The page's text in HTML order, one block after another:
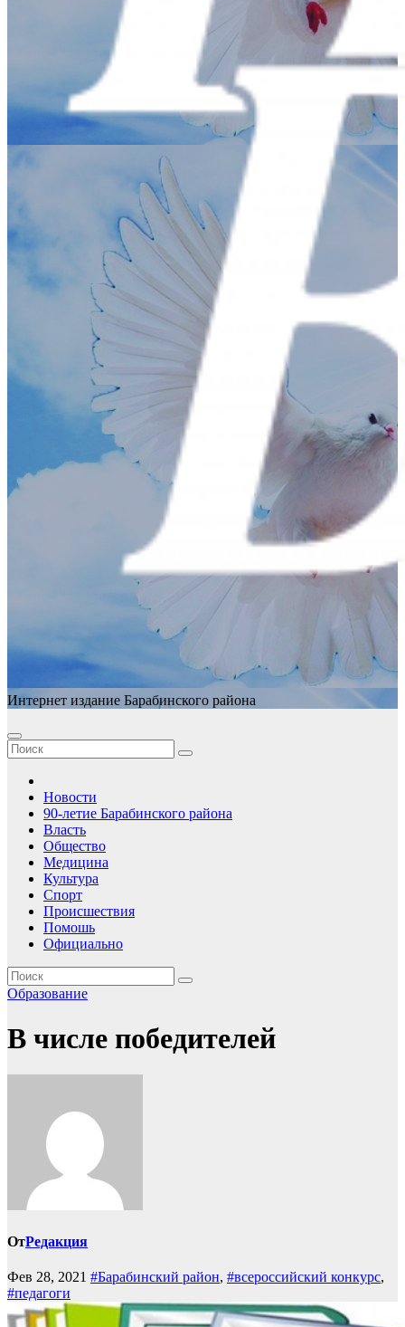
Интернет издание Барабинского района
Новости
90-летие Барабинского района
Власть
Общество
Медицина
Культура
Спорт
Происшествия
Помошь
Официально
Образование
В числе победителей
ОтРедакция
Фев 28, 2021 #Барабинский район, #всероссийский конкурс,
#педагоги